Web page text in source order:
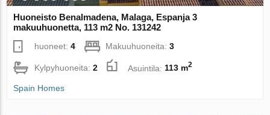
Huoneisto Benalmadena, Malaga, Espanja 3
makuuhuonetta, 113 m2 No. 131242
huoneet:4 Makuuhuoneita:3
Kylpyhuoneita:2 Asuintila:113 m2
Spain Homes